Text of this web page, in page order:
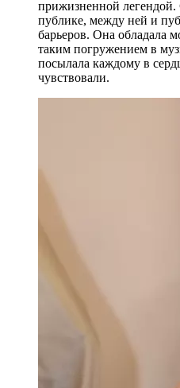
прижизненной легендой.
публике, между ней и
барьеров. Она обладала
таким погружением в
посылала каждому в
чувствовали.